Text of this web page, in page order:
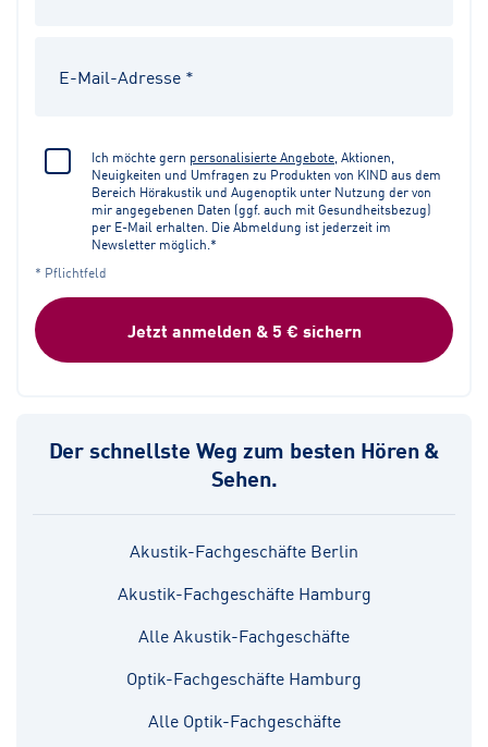
Ich möchte gern personalisierte Angebote , Aktionen,
Neuigkeiten und Umfragen zu Produkten von KIND aus dem
Bereich Hörakustik und Augenoptik unter Nutzung der von
mir angegebenen Daten (ggf. auch mit Gesundheitsbezug)
per E-Mail erhalten. Die Abmeldung ist jederzeit im
Newsletter möglich.*
* Pflichtfeld
Jetzt anmelden & 5 € sichern
Der schnellste Weg zum besten Hören &
Sehen.
Akustik-Fachgeschäfte Berlin
Akustik-Fachgeschäfte Hamburg
Alle Akustik-Fachgeschäfte
Optik-Fachgeschäfte Hamburg
Alle Optik-Fachgeschäfte